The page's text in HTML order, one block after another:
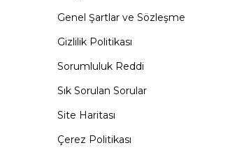
Genel Şartlar ve Sözleşme
Gizlilik Politikası
Sorumluluk Reddi
Sık Sorulan Sorular
Site Haritası
Çerez Politikası